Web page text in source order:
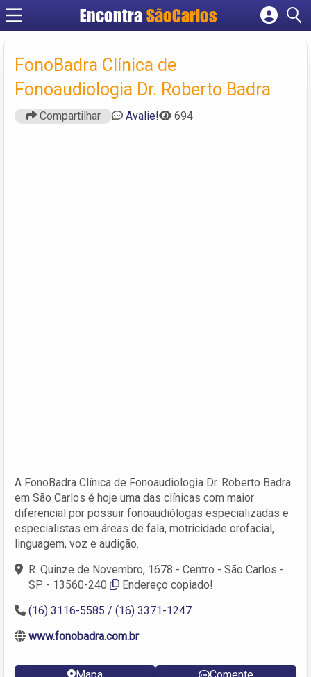
EncontraSãoCarlos
Cadastrar empresa
Criar conta
FonoBadra Clínica de
Fonoaudiologia Dr. Roberto Badra
Compartilhar Avalie! 694
A FonoBadra Clínica de Fonoaudiologia Dr. Roberto Badra
em São Carlos é hoje uma das clínicas com maior
diferencial por possuir fonoaudiólogas especializadas e
especialistas em áreas de fala, motricidade orofacial,
linguagem, voz e audição.
R. Quinze de Novembro, 1678 - Centro - São Carlos -
SP - 13560-240
Endereço copiado!
(16) 3116-5585 / (16) 3371-1247
www.fonobadra.com.br
Mapa Comente